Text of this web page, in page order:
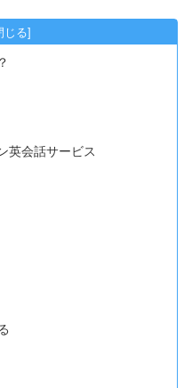
英会話サービス